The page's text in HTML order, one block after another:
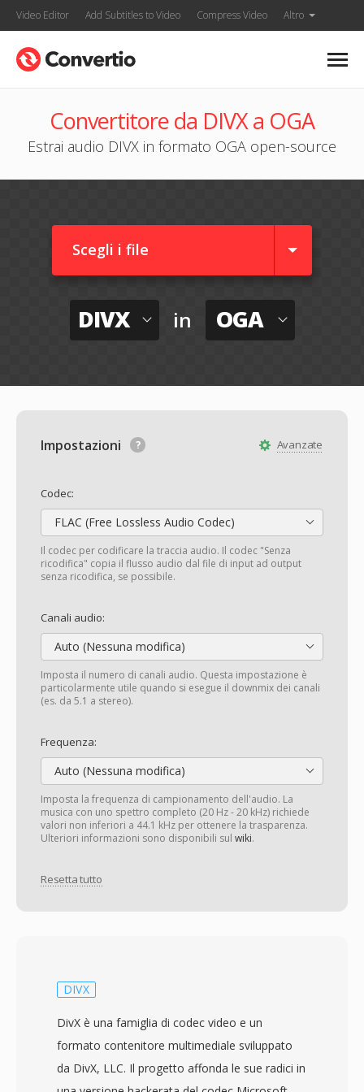
Video Editor Add Subtitles to Video Compress Video Altro
Convertitore da DIVX a OGA
Estrai audio DIVX in formato OGA open-source
Scegli i file
DIVX in OGA
Avanzate
Impostazioni
Codec:
FLAC (Free Lossless Audio Codec)
Il codec per codificare la traccia audio. Il codec "Senza
ricodifica" copia il flusso audio dal file di input ad output
senza ricodifica, se possibile.
Canali audio:
Auto (Nessuna modifica)
Imposta il numero di canali audio. Questa impostazione è
particolarmente utile quando si esegue il downmix dei canali
(es. da 5.1 a stereo).
Frequenza:
Auto (Nessuna modifica)
Imposta la frequenza di campionamento dell'audio. La
musica con uno spettro completo (20 Hz - 20 kHz) richiede
valori non inferiori a 44.1 kHz per ottenere la trasparenza.
Ulteriori informazioni sono disponibili sul wiki.
Resetta tutto
DIVX
DivX è una famiglia di codec video e un
formato contenitore multimediale sviluppato
da DivX, LLC. Il progetto affonda le sue radici in